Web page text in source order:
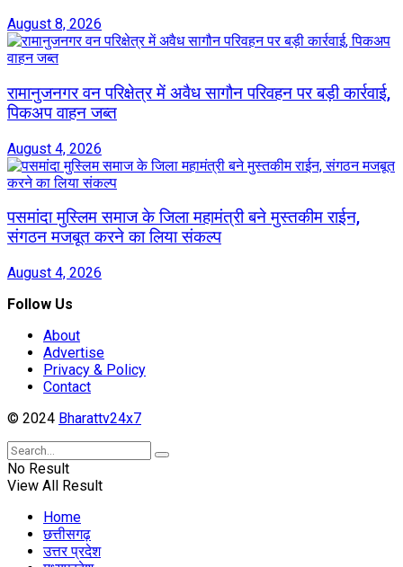
August 8, 2026
रामानुजनगर वन परिक्षेत्र में अवैध सागौन परिवहन पर बड़ी कार्रवाई,
पिकअप वाहन जब्त
August 4, 2026
पसमांदा मुस्लिम समाज के जिला महामंत्री बने मुस्तकीम राईन,
संगठन मजबूत करने का लिया संकल्प
August 4, 2026
Follow Us
About
Advertise
Privacy & Policy
Contact
© 2024 Bharattv24x7
No Result
View All Result
Home
छत्तीसगढ़
उत्तर प्रदेश